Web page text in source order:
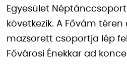
Egyesület
következik. A Fővám
mazsorett csoportja lép
Fővárosi Énekkar ad